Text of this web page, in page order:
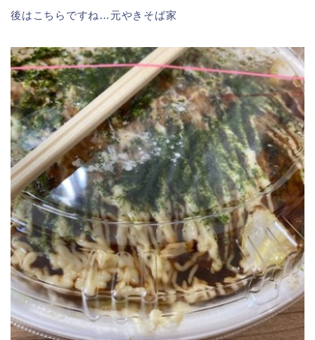
後はこちらですね…元やきそば家